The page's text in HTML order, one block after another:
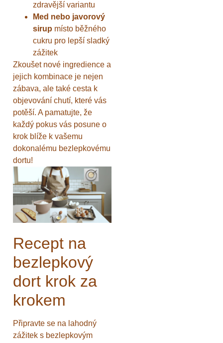
zdravější variantu
Med nebo javorový
sirup místo běžného
cukru pro lepší sladký
zážitek
Zkoušet nové ingredience a
jejich kombinace je nejen
zábava, ale také cesta k
objevování chutí, které vás
potěší. A pamatujte, že
každý pokus vás posune o
krok blíže k vašemu
dokonalému bezlepkovému
dortu!
Recept na
bezlepkový
dort krok za
krokem
Připravte se na lahodný
zážitek s bezlepkovým